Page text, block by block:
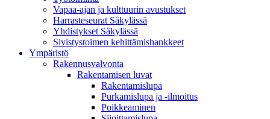
Vapaa-ajan ja kulttuurin avustukset
Harrasteseurat Säkylässä
Yhdistykset Säkylässä
Sivistystoimen kehittämishankkeet
Ympä­ristö
Rakennusvalvonta
Rakentamisen luvat
Rakentamislupa
Purkamislupa ja -ilmoitus
Poikkeaminen